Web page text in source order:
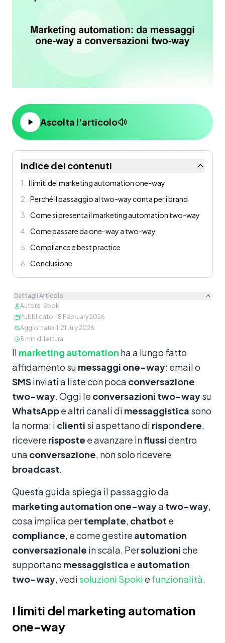
Ascolta l'articolo
Indice dei contenuti
1
I limiti del marketing automation one-way
2
Perché il passaggio al two-way conta per i brand
3
Come si presenta il marketing automation two-way
4
Come passare da one-way a two-way
5
Compliance e best practice
6
Conclusione
Dettagli Articolo
Autore: Spoki
Pubblicato: 18 February 2026
Aggiornato il : 21 July 2026
5 min di lettura
Contenuto
Il marketing automation ha a lungo fatto
affidamento su messaggi one-way: email o
SMSinviati a liste con poca conversazione
two-way. Oggi le conversazioni two-waysu
WhatsAppe altri canali di messaggistica sono
la norma: i clienti si aspettano di rispondere,
ricevere risposte e avanzare influssidentro
una conversazione, non solo ricevere
broadcast.
Questa guida spiega il passaggio da
marketing automation one-waya two-way,
cosa implica pertemplate, chatbot e
compliance, e come gestire automation
conversazionale in scala. Persoluzioniche
supportano messaggistica e automation
two-way, vedi soluzioni Spoki e funzionalità.
I limiti del marketing automation
one-way